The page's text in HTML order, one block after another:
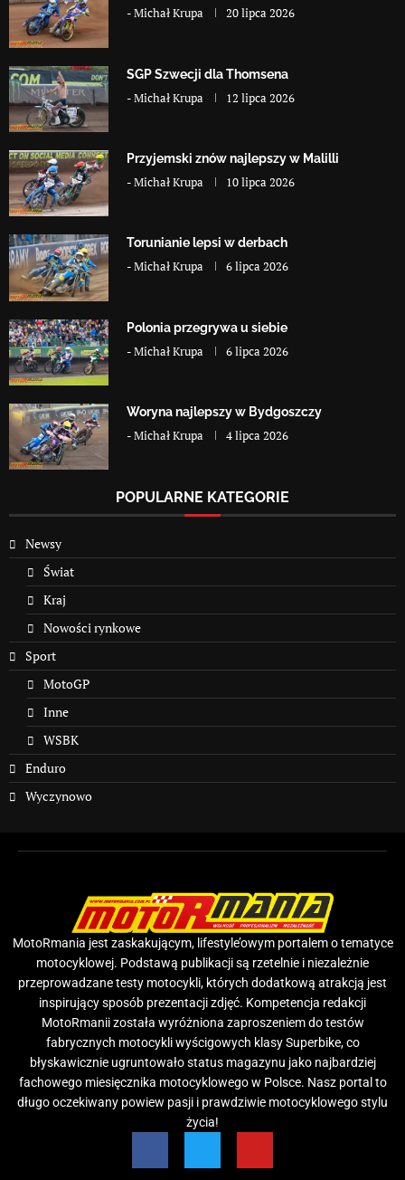
-Michał Krupa 20 lipca 2026
SGP Szwecji dla Thomsena
-Michał Krupa 12 lipca 2026
Przyjemski znów najlepszy w Malilli
-Michał Krupa 10 lipca 2026
Torunianie lepsi w derbach
-Michał Krupa 6 lipca 2026
Polonia przegrywa u siebie
-Michał Krupa 6 lipca 2026
Woryna najlepszy w Bydgoszczy
-Michał Krupa 4 lipca 2026
POPULARNE KATEGORIE
Newsy
Świat
Kraj
Nowości rynkowe
Sport
MotoGP
Inne
WSBK
Enduro
Wyczynowo
MotoRmania jest zaskakującym, lifestyle’owym portalem o tematyce
motocyklowej. Podstawą publikacji są rzetelnie i niezależnie
przeprowadzane testy motocykli, których dodatkową atrakcją jest
inspirujący sposób prezentacji zdjęć. Kompetencja redakcji
MotoRmanii została wyróżniona zaproszeniem do testów
fabrycznych motocykli wyścigowych klasy Superbike, co
błyskawicznie ugruntowało status magazynu jako najbardziej
fachowego miesięcznika motocyklowego w Polsce. Nasz portal to
długo oczekiwany powiew pasji i prawdziwie motocyklowego stylu
życia!